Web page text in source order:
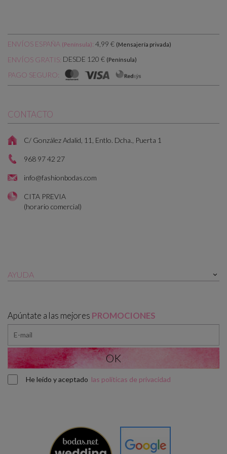
ENVÍOS ESPAÑA (Península): 4,99 € (Mensajería privada)
ENVÍOS GRATIS: DESDE 120 € (Península)
PAGO SEGURO:
CONTACTO
C/ González Adalid, 11, Entlo. Dcha., Puerta 1
968 97 42 27
info@fashionbodas.com
CITA PREVIA
(horario comercial)
AYUDA 
Apúntate a las mejores PROMOCIONES
He leído y aceptado las políticas de privacidad